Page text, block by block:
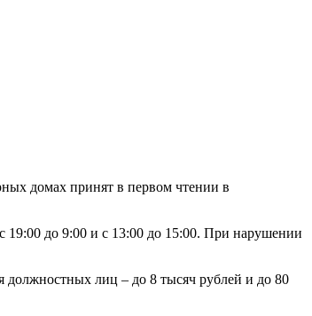
домах принят в первом чтении в
19:00 до 9:00 и с 13:00 до 15:00. При нарушении
лиц – до 8 тысяч рублей и до 80